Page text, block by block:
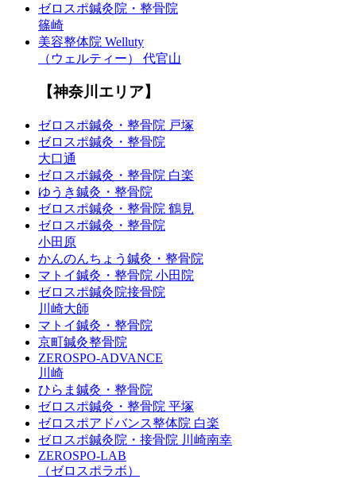
ゼロスポ鍼灸院・整骨院
篠崎
美容整体院 Welluty
（ウェルティー） 代官山
【神奈川エリア】
ゼロスポ鍼灸・整骨院 戸塚
ゼロスポ鍼灸・整骨院
大口通
ゼロスポ鍼灸・整骨院 白楽
ゆうき鍼灸・整骨院
ゼロスポ鍼灸・整骨院 鶴見
ゼロスポ鍼灸・整骨院
小田原
かんのんちょう鍼灸・整骨院
マトイ鍼灸・整骨院 小田院
ゼロスポ鍼灸院接骨院
川崎大師
マトイ鍼灸・整骨院
京町鍼灸整骨院
ZEROSPO-ADVANCE
川崎
ひらま鍼灸・整骨院
ゼロスポ鍼灸・整骨院 平塚
ゼロスポアドバンス整体院 白楽
ゼロスポ鍼灸院・接骨院 川崎南幸
ZEROSPO-LAB
（ゼロスポラボ）